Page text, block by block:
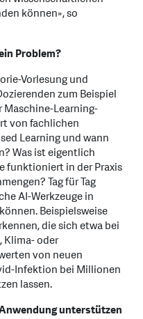
können», so
Problem?
Vorlesung und
zum Beispiel
Learning-
von fachlichen
Learning und wann
Was ist eigentlich
funktioniert in der Praxis
Tag für Tag
AI-Werkzeuge in
Beispielsweise
die sich etwa bei
Klima- oder
von neuen
Infektion bei Millionen
lassen.
unterstützen